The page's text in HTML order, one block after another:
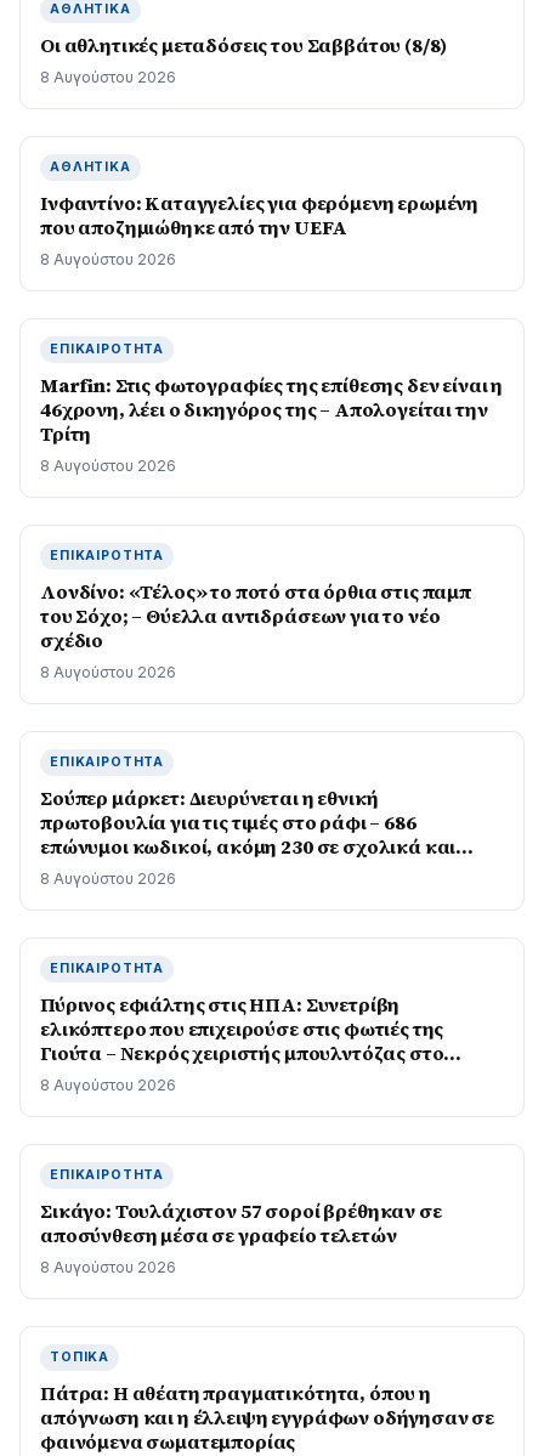
ΑΘΛΗΤΙΚΆ
Οι αθλητικές μεταδόσεις του Σαββάτου (8/8)
8 Αυγούστου 2026
ΑΘΛΗΤΙΚΆ
Ινφαντίνο: Καταγγελίες για φερόμενη ερωμένη
που αποζημιώθηκε από την UEFA
8 Αυγούστου 2026
ΕΠΙΚΑΙΡΌΤΗΤΑ
Marfin: Στις φωτογραφίες της επίθεσης δεν είναι η
46χρονη, λέει ο δικηγόρος της – Απολογείται την
Τρίτη
8 Αυγούστου 2026
ΕΠΙΚΑΙΡΌΤΗΤΑ
Λονδίνο: «Τέλος» το ποτό στα όρθια στις παμπ
του Σόχο; – Θύελλα αντιδράσεων για το νέο
σχέδιο
8 Αυγούστου 2026
ΕΠΙΚΑΙΡΌΤΗΤΑ
Σούπερ μάρκετ: Διευρύνεται η εθνική
πρωτοβουλία για τις τιμές στο ράφι – 686
επώνυμοι κωδικοί, ακόμη 230 σε σχολικά και
προϊόντα ιδιωτικής ετικέτας
8 Αυγούστου 2026
ΕΠΙΚΑΙΡΌΤΗΤΑ
Πύρινος εφιάλτης στις ΗΠΑ: Συνετρίβη
ελικόπτερο που επιχειρούσε στις φωτιές της
Γιούτα – Νεκρός χειριστής μπουλντόζας στο
Όρεγκον
8 Αυγούστου 2026
ΕΠΙΚΑΙΡΌΤΗΤΑ
Σικάγο: Τουλάχιστον 57 σοροί βρέθηκαν σε
αποσύνθεση μέσα σε γραφείο τελετών
8 Αυγούστου 2026
ΤΟΠΙΚΆ
Πάτρα: Η αθέατη πραγματικότητα, όπου η
απόγνωση και η έλλειψη εγγράφων οδήγησαν σε
φαινόμενα σωματεμπορίας